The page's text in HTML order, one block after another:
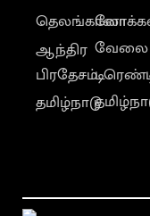
தெலங்கானா
ஆந்திர
பிரதேசம்
தமிழ்நாடு
வேலை